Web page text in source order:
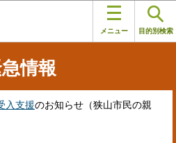
メニュー 目的別検索
情報
入支援のお知らせ（狭山市民の親